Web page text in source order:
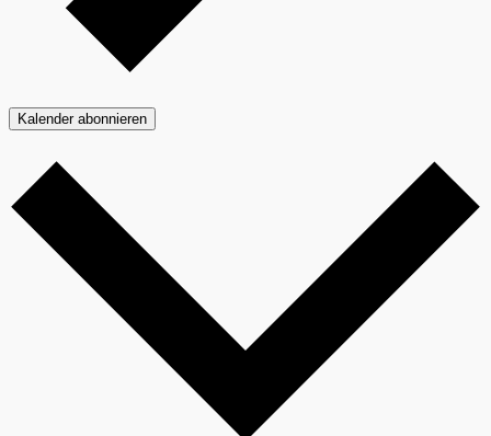
Kalender abonnieren